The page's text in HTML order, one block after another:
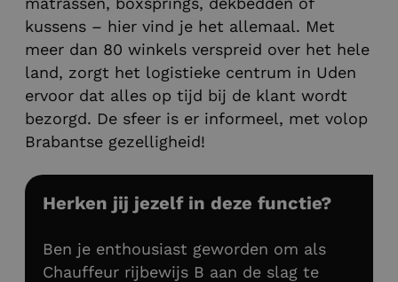
kussens – hier vind je het allemaal. Met
meer dan 80 winkels verspreid over het hele
land, zorgt het logistieke centrum in Uden
ervoor dat alles op tijd bij de klant wordt
bezorgd. De sfeer is er informeel, met volop
Brabantse gezelligheid!
Herken jij jezelf in deze functie?
Ben je enthousiast geworden om als
Chauffeur rijbewijs B aan de slag te